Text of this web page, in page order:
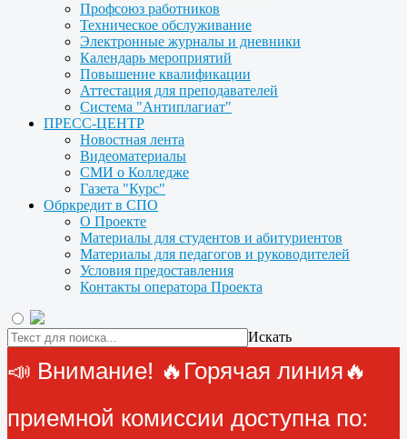
Профсоюз работников
Техническое обслуживание
Электронные журналы и дневники
Календарь мероприятий
Повышение квалификации
Аттестация для преподавателей
Система "Антиплагиат"
ПРЕСС-ЦЕНТР
Новостная лента
Видеоматериалы
СМИ о Колледже
Газета "Курс"
Обркредит в СПО
О Проекте
Материалы для студентов и абитуриентов
Материалы для педагогов и руководителей
Условия предоставления
Контакты оператора Проекта
Искать
📣 Внимание! 🔥Горячая линия🔥
приемной комиссии доступна по: